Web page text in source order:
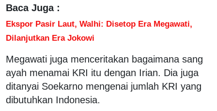
Baca Juga :
Ekspor Pasir Laut, Walhi: Disetop Era Megawati,
Dilanjutkan Era Jokowi
Megawati juga menceritakan bagaimana sang
ayah menamai KRI itu dengan Irian. Dia juga
ditanyai Soekarno mengenai jumlah KRI yang
dibutuhkan Indonesia.